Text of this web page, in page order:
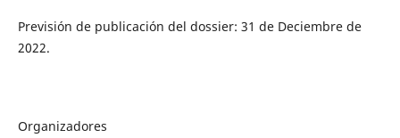
Previsión de publicación del dossier: 31 de Deciembre de
2022.
Organizadores